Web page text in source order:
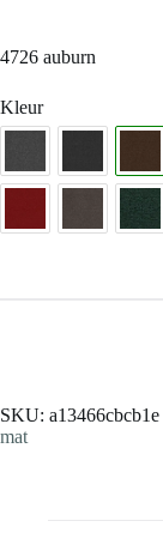
4726 auburn
Kleur
SKU: a13466cbcb1e
mat